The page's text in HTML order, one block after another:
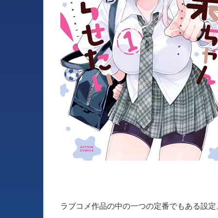
ラブコメ作品の中の一つの定番でもある設定